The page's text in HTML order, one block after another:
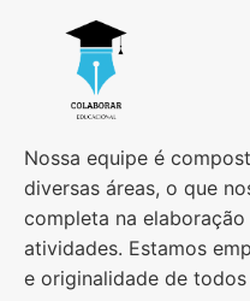
Nossa equipe é
diversas áreas, o que
completa na
atividades. Estamos
e originalidade de